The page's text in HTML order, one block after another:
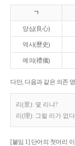
ㄱ
양심(良心)
역사(歷史)
예의(禮儀)
다만, 다음과 같은 의존
리(里): 몇 리냐?
리(理): 그럴 리가 없
[붙임 1] 단어의 첫머리